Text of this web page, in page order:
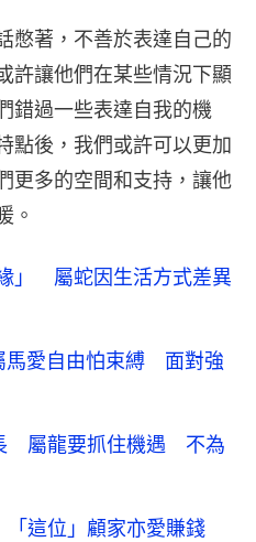
憋著，不善於表達自己的
許讓他們在某些情況下顯
錯過一些表達自我的機
點後，我們或許可以更加
更多的空間和支持，讓他
。
」 屬蛇因生活方式差異
馬愛自由怕束縛 面對強
屬龍要抓住機遇 不為
這位」顧家亦愛賺錢